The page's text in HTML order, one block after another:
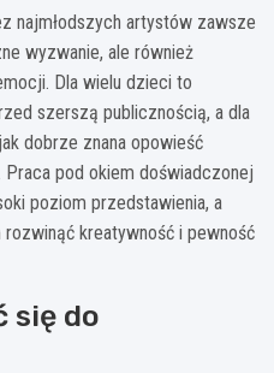
najmłodszych artystów zawsze
wyzwanie, ale również
Dla wielu dzieci to
szerszą publicznością, a dla
dobrze znana opowieść
pod okiem doświadczonej
poziom przedstawienia, a
kreatywność i pewność
się do